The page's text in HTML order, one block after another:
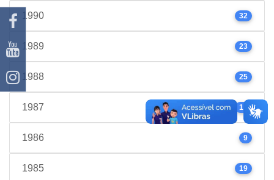
1990 32
1989 23
1988 25
1987 17
1986 9
1985 19